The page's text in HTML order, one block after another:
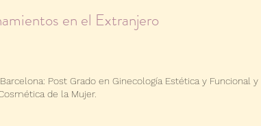
en el Extranjero
Post Grado en Ginecología Estética y Funcional y
de la Mujer.